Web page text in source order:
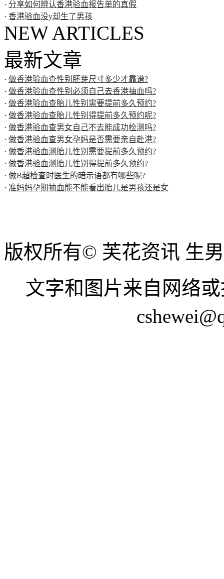
· 分享如何辨认香港验血报告单的真假
· 香港验血没y却生了男孩
NEW ARTICLES
最新文章
· 做香港验血查性别胚芽尺寸多少才靠谱?
· 做香港验血查性别必须自己去香港抽血吗?
· 做香港验血查胎儿性别需要提前多久预约?
· 做香港验血查胎儿性别得提前多久预约呢?
· 做香港验血查男女自己不去能成功检测吗?
· 做香港验血查男女孕妈是否需要亲自赴港?
· 做香港验血测胎儿性别需要提前多久预约?
· 做香港验血测胎儿性别得提前多久预约?
· 做B超检查时医生的暗示语都有哪些呢?
· 准妈妈孕期抽血能不能看出胎儿是男孩还是女
版权所有© 芙花资讯 生
文字和图片来自网络